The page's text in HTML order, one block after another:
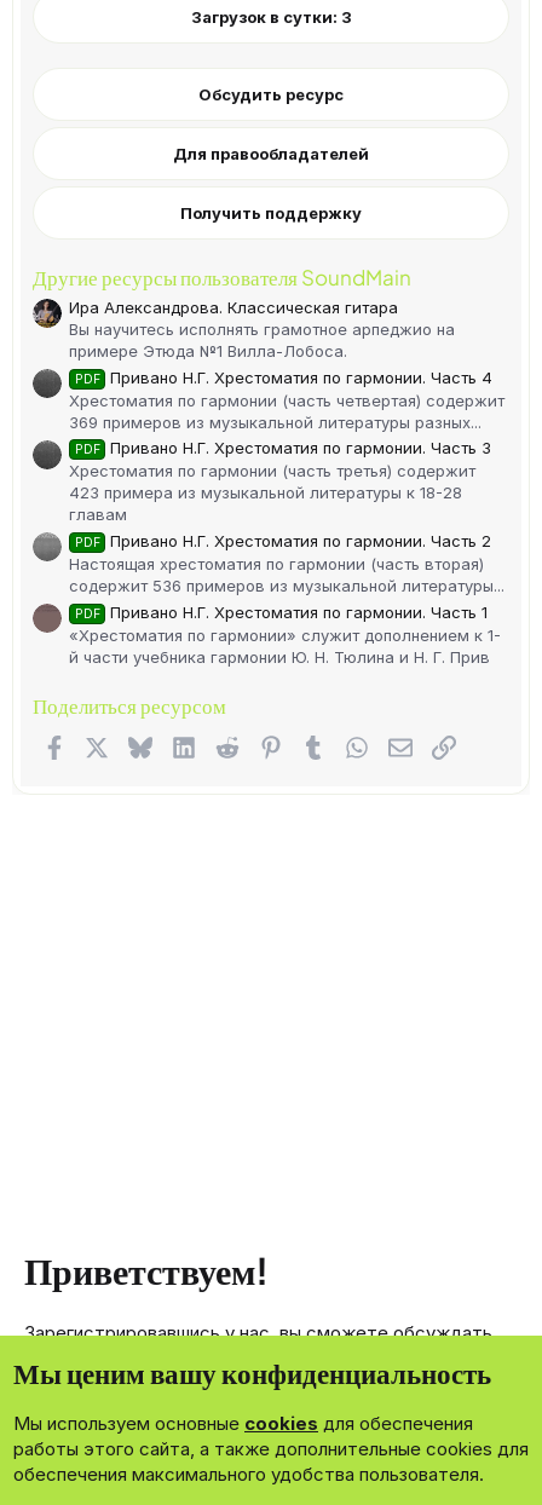
Загрузок в сутки: 3
Обсудить ресурс
Для правообладателей
Получить поддержку
Другие ресурсы пользователя SoundMain
Ира Александрова. Классическая гитара
Вы научитесь исполнять грамотное арпеджио на
примере Этюда №1 Вилла-Лобоса.
PDF
Привано Н.Г. Хрестоматия по гармонии. Часть 4
Хрестоматия по гармонии (часть четвертая) содержит
369 примеров из музыкальной литературы разных...
PDF
Привано Н.Г. Хрестоматия по гармонии. Часть 3
Хрестоматия по гармонии (часть третья) содержит
423 примера из музыкальной литературы к 18-28
главам
PDF
Привано Н.Г. Хрестоматия по гармонии. Часть 2
Настоящая хрестоматия по гармонии (часть вторая)
содержит 536 примеров из музыкальной литературы...
PDF
Привано Н.Г. Хрестоматия по гармонии. Часть 1
«Хрестоматия по гармонии» служит дополнением к 1-
й части учебника гармонии Ю. Н. Тюлина и Н. Г. Прив
Поделиться ресурсом
FacebookX (Twitter)
BlueskyLinkedIn
Reddit Pinterest
Tumblr WhatsApp
Электронная
Ссылка
Приветствуем!
Зарегистрировавшись у нас, вы сможете обсуждать,
членам нашего сообщества.
Зарегистрироваться сейчас!
Мы ценим вашу конфиденциальность
Мы используем основные cookies для обеспечения
работы этого сайта, а также дополнительные cookies для
обеспечения максимального удобства пользователя.